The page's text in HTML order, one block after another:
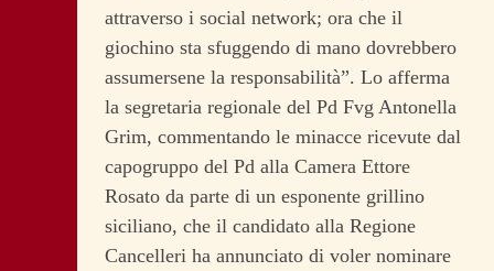
attraverso i social network; ora che il
giochino sta sfuggendo di mano dovrebbero
assumersene la responsabilità”. Lo afferma
la segretaria regionale del Pd Fvg Antonella
Grim, commentando le minacce ricevute dal
capogruppo del Pd alla Camera Ettore
Rosato da parte di un esponente grillino
siciliano, che il candidato alla Regione
Cancelleri ha annunciato di voler nominare